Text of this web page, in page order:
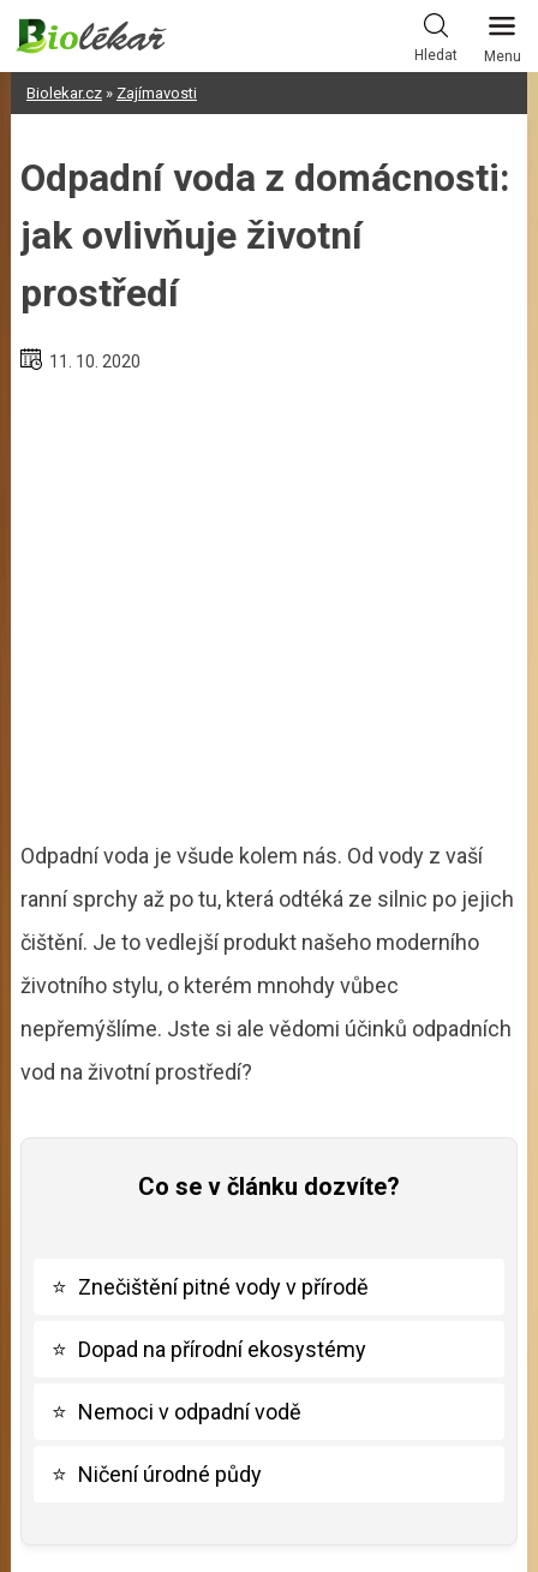
Skip
content
Hledat Menu
Biolekar.cz» Zajímavosti
Odpadní voda z domácnosti:
jak ovlivňuje životní
prostředí
11. 10. 2020
Odpadní voda je všude kolem nás. Od vody z vaší
ranní sprchy až po tu, která odtéká ze silnic po jejich
čištění. Je to vedlejší produkt našeho moderního
životního stylu, o kterém mnohdy vůbec
nepřemýšlíme. Jste si ale vědomi účinků odpadních
vod na životní prostředí?
Co se v článku dozvíte?
⭐ Znečištění pitné vody v přírodě
⭐ Dopad na přírodní ekosystémy
⭐ Nemoci v odpadní vodě
⭐ Ničení úrodné půdy